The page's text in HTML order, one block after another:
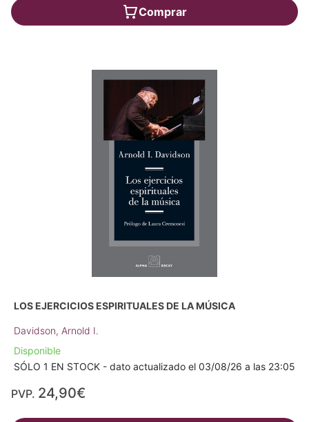
Comprar
LOS EJERCICIOS ESPIRITUALES DE LA MÚSICA
Davidson, Arnold I.
Disponible
SÓLO 1 EN STOCK - dato actualizado el 03/08/26 a las 23:05
PVP. 24,90€